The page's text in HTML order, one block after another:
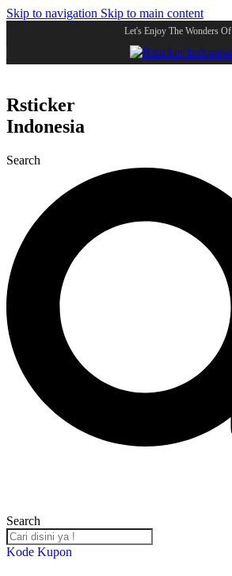
Skip to navigation Skip to main content
Let's Enjoy The Wonders Of
Rsticker
Indonesia
Search
Search
Kode Kupon